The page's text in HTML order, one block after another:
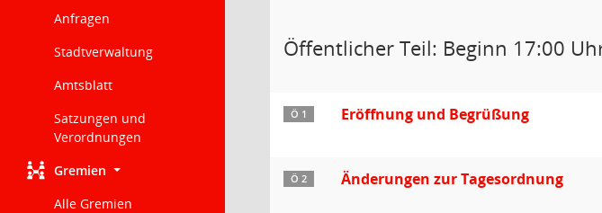
Anfragen
Stadtverwaltung
Amtsblatt
Satzungen und
Verordnungen
Gremien
Alle Gremien
Öffentlicher Teil: Beginn 17:00
Ö 1 Eröffnung und Begrüßung
Ö 2 Änderungen zur Tagesordnung